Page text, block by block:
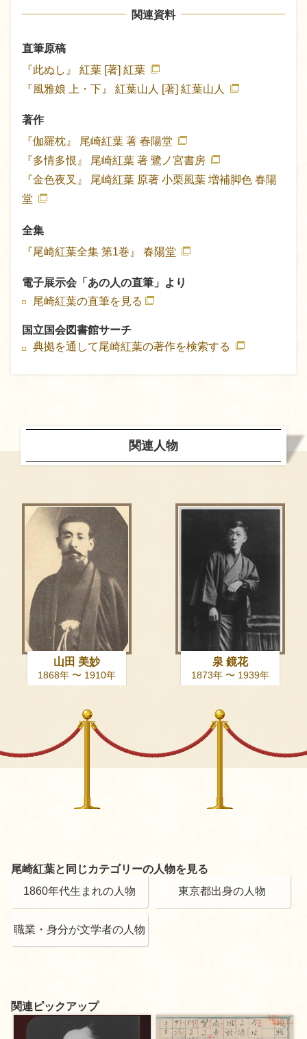
関連資料
直筆原稿
『此ぬし』
紅葉 [著] 紅葉
『風雅娘 上・下』
紅葉山人 [著] 紅葉山人
著作
『伽羅枕』
尾崎紅葉 著 春陽堂
『多情多恨』
尾崎紅葉 著 鷺ノ宮書房
『金色夜叉』
尾崎紅葉 原著 小栗風葉 増補脚色 春陽
堂
全集
『尾崎紅葉全集 第1巻』
春陽堂
電子展示会「あの人の直筆」より
尾崎紅葉の直筆を見る
国立国会図書館サーチ
典拠を通して尾崎紅葉の著作を検索する
関連人物
山田 美妙
1868年 〜 1910年
泉 鏡花
1873年 〜 1939年
尾崎紅葉と同じカテゴリーの人物を見る
1860年代生まれの人物
東京都出身の人物
職業・身分が文学者の人物
関連ピックアップ